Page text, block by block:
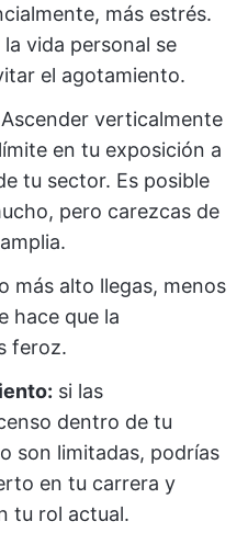
más estrés.
vida personal se
el agotamiento.
Ascender verticalmente
en tu exposición a
tu sector. Es posible
pero carezcas de
más alto llegas, menos
hace que la
feroz.
si las
dentro de tu
son limitadas, podrías
en tu carrera y
tu rol actual.